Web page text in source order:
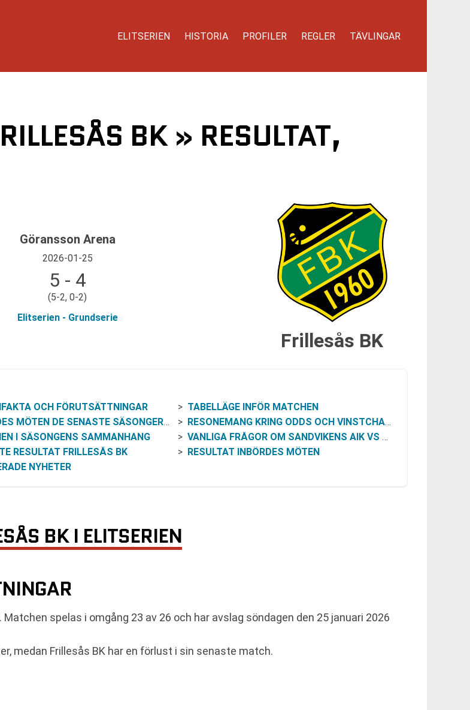
ELITSERIEN HISTORIA PROFILER REGLER TÄVLINGAR
BK » RESULTAT,
Göransson Arena
2026-01-25
5 - 4
(5-2, 0-2)
Elitserien - Grundserie
Frillesås BK
OCH FÖRUTSÄTTNINGAR
TABELLÄGE INFÖR MATCHEN
MÖTEN DE SENASTE SÄSONGERNA
RESONEMANG KRING ODDS OCH VINSTCHANS
I SÄSONGENS SAMMANHANG
VANLIGA FRÅGOR OM SANDVIKENS AIK VS FRILLESÅS BK
RESULTAT FRILLESÅS BK
RESULTAT INBÖRDES MÖTEN
NYHETER
BK I ELITSERIEN
spelas i omgång 23 av 26 och har avslag söndagen den 25 januari 2026
medan Frillesås BK har en förlust i sin senaste match.